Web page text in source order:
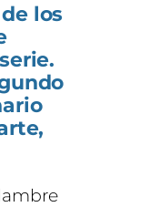
los